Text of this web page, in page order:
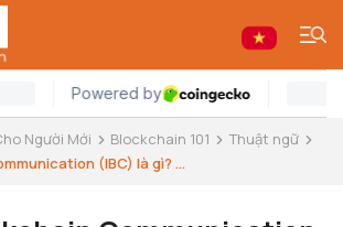
Người Mới Blockchain 101
Thuật ngữ
(IBC) là gì? ...